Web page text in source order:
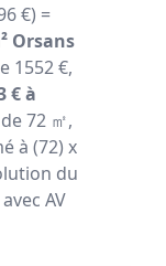
€) =
Orsans
1552 €,
€ à
72 ㎡,
à (72) x
du
AV